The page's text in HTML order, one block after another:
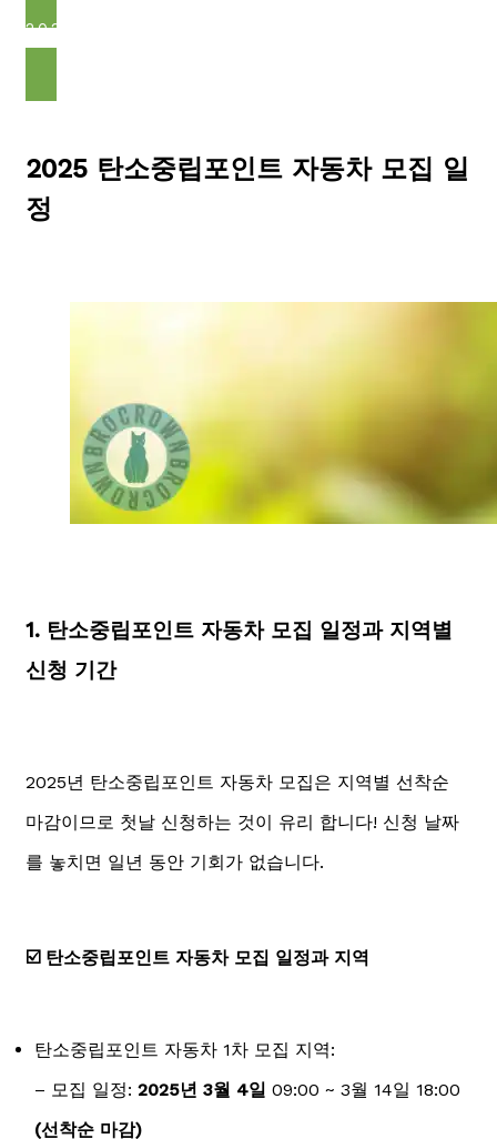
2025 탄소중립포인트 자동차 홈페이지 바로가기
➡️
2025 탄소중립포인트 자동차 모집 일
정
1. 탄소중립포인트 자동차 모집 일정과 지역별
신청 기간
2025년 탄소중립포인트 자동차 모집은 지역별 선착순
마감이므로 첫날 신청하는 것이 유리 합니다! 신청 날짜
를 놓치면 일년 동안 기회가 없습니다.
☑️ 탄소중립포인트 자동차 모집 일정과 지역
탄소중립포인트 자동차 1차 모집 지역:
– 모집 일정: 2025년 3월 4일 09:00 ~ 3월 14일 18:00
(선착순 마감)